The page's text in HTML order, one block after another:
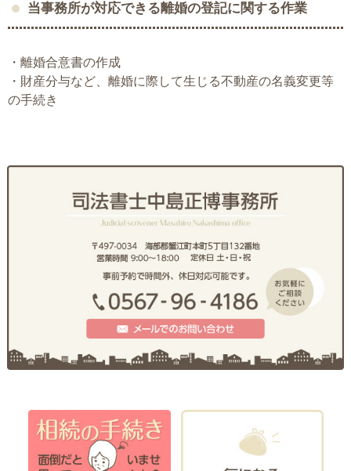
当事務所が対応できる離婚の登記に関する作業
離婚合意書の作成
財産分与など、離婚に際して生じる不動産の名義変更等
の手続き